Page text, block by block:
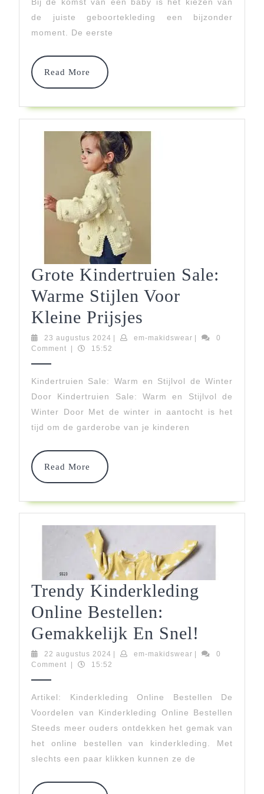
Baby
Bij de komst van een baby is het kiezen van
de juiste geboortekleding een bijzonder
moment. De eerste
Read More
Read
More
Grote Kindertruien Sale:
Warme Stijlen Voor
Kleine Prijsjes
Kindertruien
Warme
Stijlen
Voor
23 augustus 2024 23
augustus
| em-makidswearem-
|
0
Comment
| 15:52
Kindertruien Sale: Warm en Stijlvol de Winter
Door Kindertruien Sale: Warm en Stijlvol de
Winter Door Met de winter in aantocht is het
tijd om de garderobe van je kinderen
Read More
Read
More
Trendy Kinderkleding
Online Bestellen:
Gemakkelijk En Snel!
En
22 augustus 2024 22
augustus
| em-makidswearem-
|
0
Comment
| 15:52
Artikel: Kinderkleding Online Bestellen De
Voordelen van Kinderkleding Online Bestellen
Steeds meer ouders ontdekken het gemak van
het online bestellen van kinderkleding. Met
slechts een paar klikken kunnen ze de